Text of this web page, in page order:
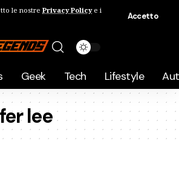
le nostre Privacy Policye i
Accetto
Geek Tech Lifestyle
lee